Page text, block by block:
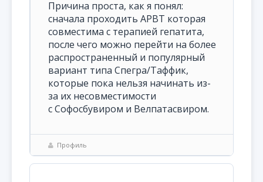
Причина проста, как я понял:
сначала проходить АРВТ которая
совместима с терапией гепатита,
после чего можно перейти на более
распространенный и популярный
вариант типа Спегра/Таффик,
которые пока нельзя начинать из-
за их несовместимости
с Софосбувиром и Велпатасвиром.
Профиль